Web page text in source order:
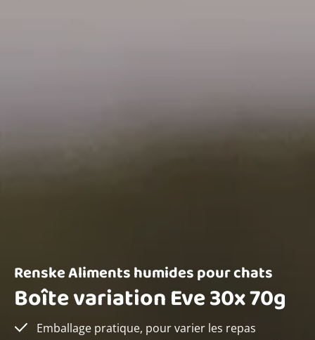
Renske Aliments humides pour chats
Boîte variation Eve 30x 70g
Emballage pratique, pour varier les repas